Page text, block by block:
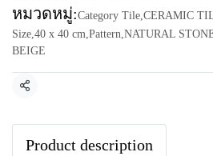
หมวดหมู่:Category Tile,CERAMIC
Size,40 x 40 cm,Pattern,NATURAL
BEIGE
แชร์
Product description